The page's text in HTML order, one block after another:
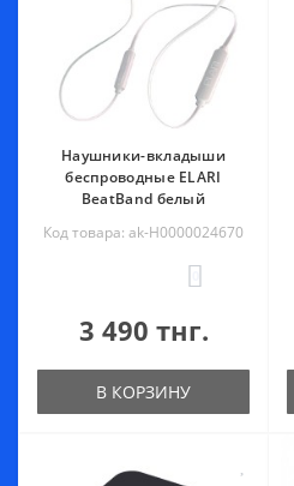
Наушники-вкладыши
беспроводные ELARI
BeatBand белый
Код товара: ak-Н0000024670
3 490 тнг.
В КОРЗИНУ